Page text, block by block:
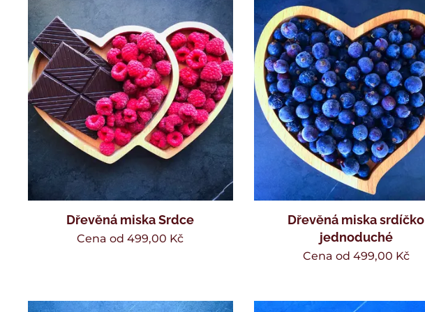
Dřevěná miska Srdce
Cena od499,00 Kč
Dřevěná miska srdíčko
jednoduché
Cena od 499,00 Kč